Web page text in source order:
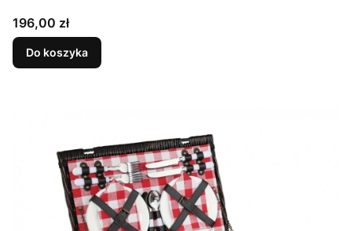
Cena
196,00 zł
Do koszyka